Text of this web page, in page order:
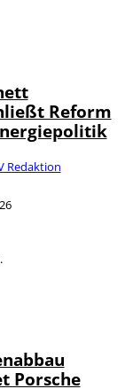
Reform
Redaktion
Porsche